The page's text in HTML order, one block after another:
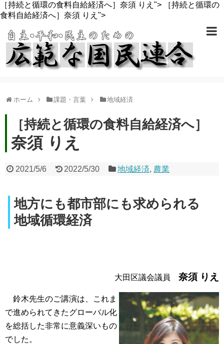
［持続と循環の食料自給経済へ］奈須 りえ">
［持続と循環の
食料自給経済へ］奈須 りえ">
ホーム 課題・言葉 地域経済
［持続と循環の食料自給経済へ］
奈須 りえ
2021/5/6 2022/5/30 地域経済, 農業
地方にも都市部にも求められる
地域循環経済
大田区議会議員 奈須 りえ
鈴木先生のご講演は、これま
で進められてきたグローバル化
を総括した非常に意義深いもの
でした。